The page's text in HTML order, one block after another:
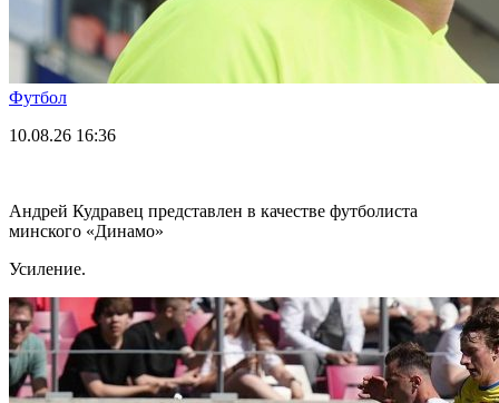
Футбол
10.08.26 16:36
Андрей Кудравец представлен в качестве футболиста
минского «Динамо»
Усиление.